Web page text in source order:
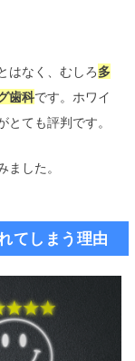
はなく、むしろ多
歯科です。ホワイ
とても評判です。
した。
てしまう理由